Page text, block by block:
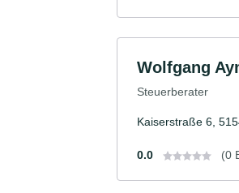
Wolfgang
Steuerberater
Kaiserstraße 6,
0.0 (0